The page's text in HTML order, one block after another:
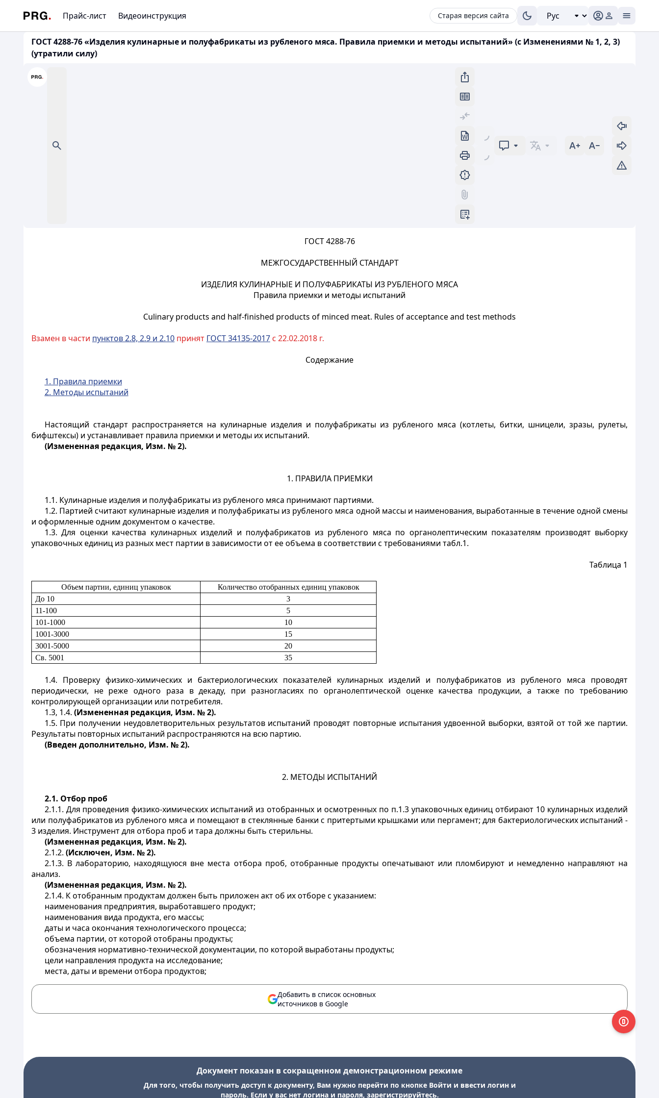
Прайс-лист Видеоинструкция Старая версия сайта
ГОСТ 4288-76 «Изделия кулинарные и полуфабрикаты из рубленого мяса. Правила приемки и методы испытаний» (с Изменениями № 1, 2, 3)
(утратили силу)
ГОСТ 4288-76
МЕЖГОСУДАРСТВЕННЫЙ СТАНДАРТ
ИЗДЕЛИЯ КУЛИНАРНЫЕ И ПОЛУФАБРИКАТЫ ИЗ РУБЛЕНОГО МЯСА
Правила приемки и методы испытаний
Culinary products and half-finished products of minсed meat. Rules of acceptance and test methods
Взамен в части пунктов 2.8, 2.9 и 2.10 принят ГОСТ 34135-2017 с 22.02.2018 г.
Содержание
1. Правила приемки
2. Методы испытаний
Настоящий стандарт распространяется на кулинарные изделия и полуфабрикаты из рубленого мяса (котлеты, битки, шницели, зразы, рулеты,
бифштексы) и устанавливает правила приемки и методы их испытаний.
(Измененная редакция, Изм. № 2).
1. ПРАВИЛА ПРИЕМКИ
1.1. Кулинарные изделия и полуфабрикаты из рубленого мяса принимают партиями.
1.2. Партией считают кулинарные изделия и полуфабрикаты из рубленого мяса одной массы и наименования, выработанные в течение одной смены
и оформленные одним документом о качестве.
1.3. Для оценки качества кулинарных изделий и полуфабрикатов из рубленого мяса по органолептическим показателям производят выборку
упаковочных единиц из разных мест партии в зависимости от ее объема в соответствии с требованиями табл.1.
Таблица 1
Объем партии, единиц упаковок
Количество отобранных единиц упаковок
До 10
3
11-100
5
101-1000
10
1001-3000
15
3001-5000
20
Св. 5001
35
1.4. Проверку физико-химических и бактериологических показателей кулинарных изделий и полуфабрикатов из рубленого мяса проводят
периодически, не реже одного раза в декаду, при разногласиях по органолептической оценке качества продукции, а также по требованию
контролирующей организации или потребителя.
1.3, 1.4. (Измененная редакция, Изм. № 2).
1.5. При получении неудовлетворительных результатов испытаний проводят повторные испытания удвоенной выборки, взятой от той же партии.
Результаты повторных испытаний распространяются на всю партию.
(Введен дополнительно, Изм. № 2).
2. МЕТОДЫ ИСПЫТАНИЙ
2.1. Отбор проб
2.1.1. Для проведения физико-химических испытаний из отобранных и осмотренных по п.1.3 упаковочных единиц отбирают 10 кулинарных изделий
или полуфабрикатов из рубленого мяса и помещают в стеклянные банки с притертыми крышками или пергамент; для бактериологических испытаний -
3 изделия. Инструмент для отбора проб и тара должны быть стерильны.
(Измененная редакция, Изм. № 2).
2.1.2. (Исключен, Изм. № 2).
2.1.3. В лабораторию, находящуюся вне места отбора проб, отобранные продукты опечатывают или пломбируют и немедленно направляют на
анализ.
(Измененная редакция, Изм. № 2).
2.1.4. К отобранным продуктам должен быть приложен акт об их отборе с указанием:
наименования предприятия, выработавшего продукт;
наименования вида продукта, его массы;
даты и часа окончания технологического процесса;
объема партии, от которой отобраны продукты;
обозначения нормативно-технической документации, по которой выработаны продукты;
цели направления продукта на исследование;
места, даты и времени отбора продуктов;
Добавить в список основных
источников в Google
Документ показан в сокращенном демонстрационном режиме
Для того, чтобы получить доступ к документу, Вам нужно перейти по кнопке Войти и ввести логин и
пароль. Если у вас нет логина и пароля, зарегистрируйтесь.